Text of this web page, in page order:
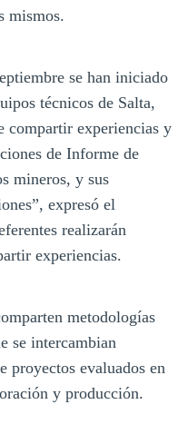
mismos.
se han iniciado
técnicos de Salta,
compartir experiencias y
de Informe de
mineros, y sus
expresó el
realizarán
experiencias.
metodologías
se intercambian
proyectos evaluados en
y producción.